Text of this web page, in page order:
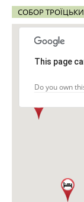
СОБОР
This page
Do you own